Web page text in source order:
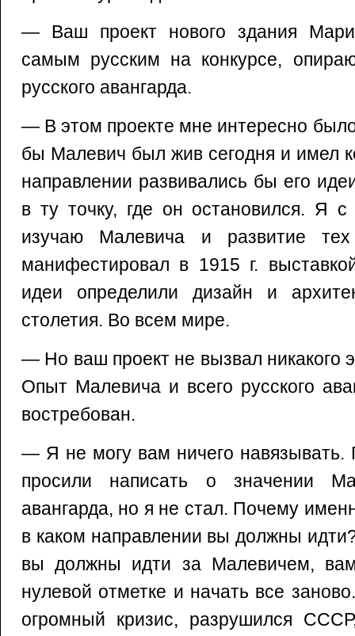
— Ваш проект нового здания
самым русским на конкурсе,
русского авангарда.
— В этом проекте мне интересно
бы Малевич был жив сегодня и имел
направлении развивались бы его
в ту точку, где он остановился. Я
изучаю Малевича и развитие
манифестировал в 1915 г.
идеи определили дизайн и
столетия. Во всем мире.
— Но ваш проект не вызвал никакого
Опыт Малевича и всего русского
востребован.
— Я не могу вам ничего навязывать.
просили написать о значении
авангарда, но я не стал. Почему
в каком направлении вы должны
вы должны идти за Малевичем,
нулевой отметке и начать все
огромный кризис, разрушился